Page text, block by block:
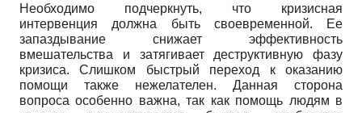
Необходимо подчеркнуть, что кризисная
интервенция должна быть своевременной. Ее
запаздывание снижает эффективность
вмешательства и затягивает деструктивную фазу
кризиса. Слишком быстрый переход к оказанию
помощи также нежелателен. Данная сторона
вопроса особенно важна, так как помощь людям в